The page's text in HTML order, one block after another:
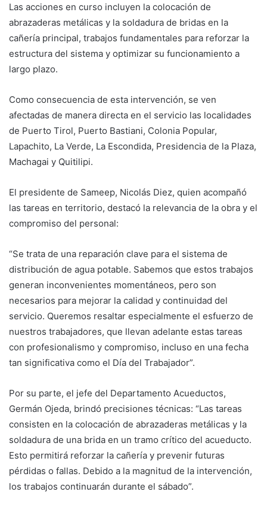
Las acciones en curso incluyen la colocación de
abrazaderas metálicas y la soldadura de bridas en la
cañería principal, trabajos fundamentales para reforzar la
estructura del sistema y optimizar su funcionamiento a
largo plazo.
Como consecuencia de esta intervención, se ven
afectadas de manera directa en el servicio las localidades
de Puerto Tirol, Puerto Bastiani, Colonia Popular,
Lapachito, La Verde, La Escondida, Presidencia de la Plaza,
Machagai y Quitilipi.
El presidente de Sameep, Nicolás Diez, quien acompañó
las tareas en territorio, destacó la relevancia de la obra y el
compromiso del personal:
“Se trata de una reparación clave para el sistema de
distribución de agua potable. Sabemos que estos trabajos
generan inconvenientes momentáneos, pero son
necesarios para mejorar la calidad y continuidad del
servicio. Queremos resaltar especialmente el esfuerzo de
nuestros trabajadores, que llevan adelante estas tareas
con profesionalismo y compromiso, incluso en una fecha
tan significativa como el Día del Trabajador”.
Por su parte, el jefe del Departamento Acueductos,
Germán Ojeda, brindó precisiones técnicas: “Las tareas
consisten en la colocación de abrazaderas metálicas y la
soldadura de una brida en un tramo crítico del acueducto.
Esto permitirá reforzar la cañería y prevenir futuras
pérdidas o fallas. Debido a la magnitud de la intervención,
los trabajos continuarán durante el sábado”.